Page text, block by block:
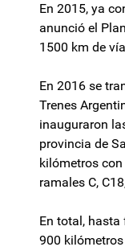
En 2015, ya
anunció el
1500 km de
En 2016 se
Trenes
inauguraron
provincia de
kilómetros
ramales C,
En total,
900